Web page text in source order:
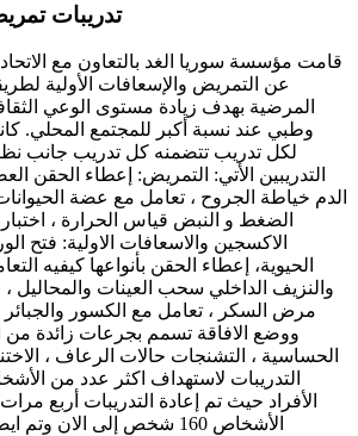
تدريبات
قامت مؤسسة سوريا الغد بالتعاون مع
عن التمريض والإسعافات الأولية
المرضية بهدف زيادة مستوى الوعي
وطبي عند نسبة أكبر للمجتمع المحلي.
لكل تدريب تتضمنه كل تدريب جانب
التدريبين الأتي: التمريض: إعطاء الحقن
الدم خياطة الجروح ، تعامل مع عضة
الضغط و النبض قياس الحرارة ،
الاكسجين والاسعافات الاولية: فتح
الحيوية، إعطاء الحقن بأنواعها كيفيه
والنزيف الداخلي سحب العينات والمحاليل ،
مرض السكر ، تعامل مع الكسور والجبائر
ووضع الافاقة تسمم بجرعات زائدة من
الحساسية ، التشنجات حالات الرعاف ،
التدريبات لاستهداف اكثر عدد من
الأفراد حيث تم إعادة التدريبات أربع
الأشخاص 160 شخص إلى